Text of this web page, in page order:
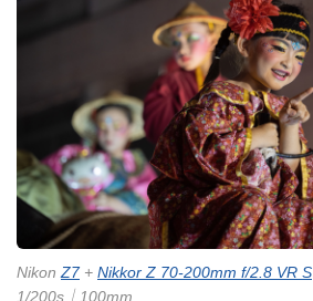
Nikon Z7+ Nikkor Z 70-200mm f/2.8 VR S
1/200s｜100mm